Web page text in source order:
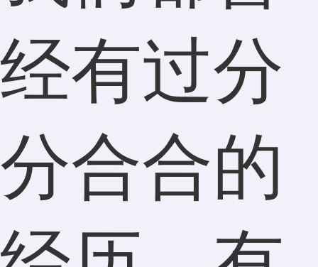
经有过分
分合合的